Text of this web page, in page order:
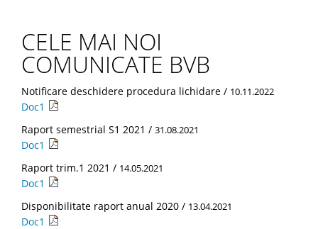
CELE MAI NOI
COMUNICATE BVB
Notificare deschidere procedura lichidare / 10.11.2022
Doc1
Raport semestrial S1 2021 / 31.08.2021
Doc1
Raport trim.1 2021 / 14.05.2021
Doc1
Disponibilitate raport anual 2020 / 13.04.2021
Doc1